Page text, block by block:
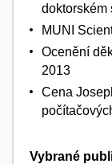
doktorském
MUNI
Ocenění
2013
Cena
Vybrané